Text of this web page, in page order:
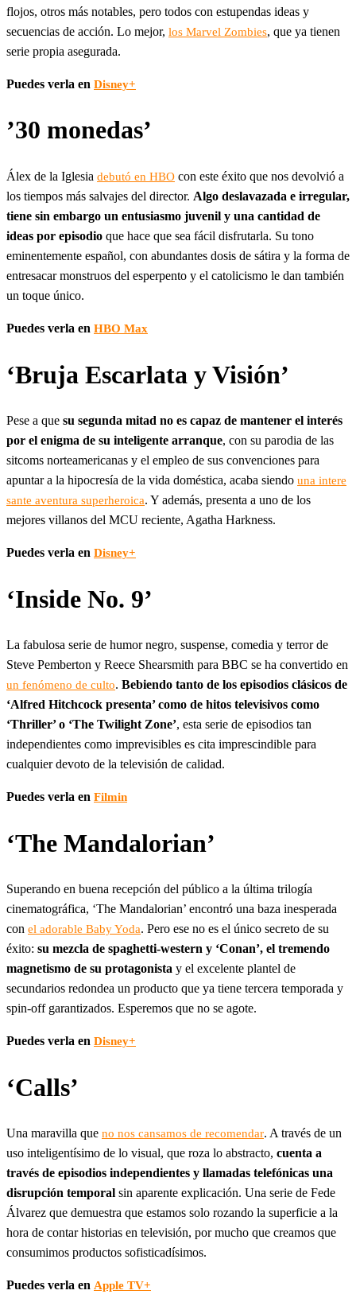
flojos, otros más notables, pero todos con estupendas ideas y
secuencias de acción. Lo mejor, los Marvel Zombies, que ya tienen
serie propia asegurada.
Puedes verla en Disney+
’30 monedas’
Álex de la Iglesia debutó en HBO con este éxito que nos devolvió a
los tiempos más salvajes del director. Algo deslavazada e irregular,
tiene sin embargo un entusiasmo juvenil y una cantidad de
ideas por episodio que hace que sea fácil disfrutarla. Su tono
eminentemente español, con abundantes dosis de sátira y la forma de
entresacar monstruos del esperpento y el catolicismo le dan también
un toque único.
Puedes verla en HBO Max
‘Bruja Escarlata y Visión’
Pese a que su segunda mitad no es capaz de mantener el interés
por el enigma de su inteligente arranque, con su parodia de las
sitcoms norteamericanas y el empleo de sus convenciones para
apuntar a la hipocresía de la vida doméstica, acaba siendo una intere
sante aventura superheroica. Y además, presenta a uno de los
mejores villanos del MCU reciente, Agatha Harkness.
Puedes verla en Disney+
‘Inside No. 9’
La fabulosa serie de humor negro, suspense, comedia y terror de
Steve Pemberton y Reece Shearsmith para BBC se ha convertido en
un fenómeno de culto. Bebiendo tanto de los episodios clásicos de
‘Alfred Hitchcock presenta’ como de hitos televisivos como
‘Thriller’ o ‘The Twilight Zone’, esta serie de episodios tan
independientes como imprevisibles es cita imprescindible para
cualquier devoto de la televisión de calidad.
Puedes verla en Filmin
‘The Mandalorian’
Superando en buena recepción del público a la última trilogía
cinematográfica, ‘The Mandalorian’ encontró una baza inesperada
con el adorable Baby Yoda. Pero ese no es el único secreto de su
éxito: su mezcla de spaghetti-western y ‘Conan’, el tremendo
magnetismo de su protagonista y el excelente plantel de
secundarios redondea un producto que ya tiene tercera temporada y
spin-off garantizados. Esperemos que no se agote.
Puedes verla en Disney+
‘Calls’
Una maravilla que no nos cansamos de recomendar. A través de un
uso inteligentísimo de lo visual, que roza lo abstracto, cuenta a
través de episodios independientes y llamadas telefónicas una
disrupción temporal sin aparente explicación. Una serie de Fede
Álvarez que demuestra que estamos solo rozando la superficie a la
hora de contar historias en televisión, por mucho que creamos que
consumimos productos sofisticadísimos.
Puedes verla en Apple TV+